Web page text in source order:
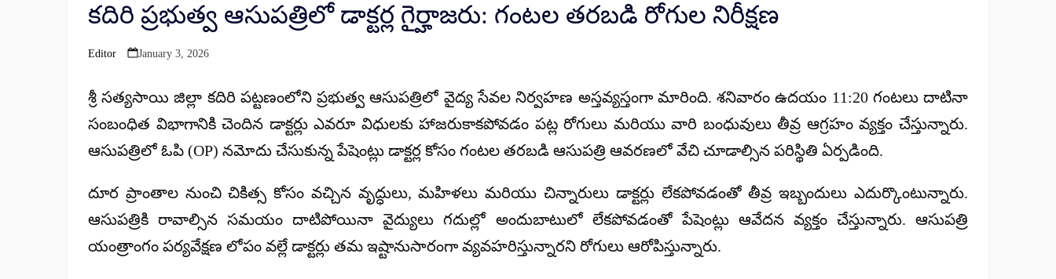
కదిరి ప్రభుత్వ ఆసుపత్రిలో డాక్టర్ల గైర్హాజరు: గంటల తరబడి రోగుల నిరీక్షణ
Posted
Editor January 3, 2026
శ్రీ సత్యసాయి జిల్లా కదిరి పట్టణంలోని ప్రభుత్వ ఆసుపత్రిలో వైద్య సేవల నిర్వహణ అస్తవ్యస్తంగా మారింది. శనివారం ఉదయం 11:20 గంటలుదాటినా
సంబంధిత విభాగానికి చెందిన డాక్టర్లు ఎవరూ విధులకు హాజరుకాకపోవడం పట్ల రోగులు మరియు వారి బంధువులు తీవ్ర ఆగ్రహం వ్యక్తం చేస్తున్నారు.
ఆసుపత్రిలో ఓపి (OP) నమోదు చేసుకున్న పేషెంట్లు డాక్టర్ల కోసం గంటల తరబడి ఆసుపత్రి ఆవరణలో వేచి చూడాల్సిన పరిస్థితి ఏర్పడింది.
దూర ప్రాంతాల నుంచి చికిత్స కోసం వచ్చిన వృద్ధులు, మహిళలు మరియు చిన్నారులు డాక్టర్లు లేకపోవడంతో తీవ్ర ఇబ్బందులు ఎదుర్కొంటున్నారు.
ఆసుపత్రికి రావాల్సిన సమయం దాటిపోయినా వైద్యులు గదుల్లో అందుబాటులో లేకపోవడంతో పేషెంట్లు ఆవేదన వ్యక్తం చేస్తున్నారు. ఆసుపత్రి
యంత్రాంగం పర్యవేక్షణ లోపం వల్లే డాక్టర్లు తమ ఇష్టానుసారంగా వ్యవహరిస్తున్నారని రోగులు ఆరోపిస్తున్నారు.